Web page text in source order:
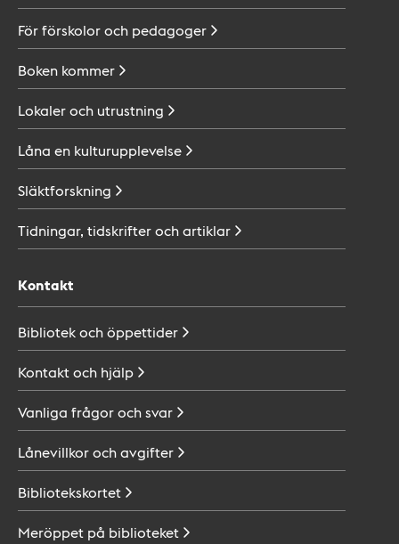
För förskolor och pedagoger
Boken kommer
Lokaler och utrustning
Låna en kulturupplevelse
Släktforskning
Tidningar, tidskrifter ochartiklar
Kontakt
Bibliotek ochöppettider
Kontakt och hjälp
Vanliga frågor ochsvar
Lånevillkor ochavgifter
Bibliotekskortet
Meröppet på biblioteket